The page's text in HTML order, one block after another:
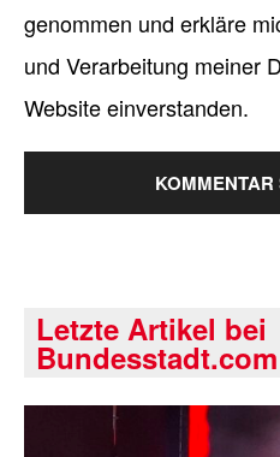
genommen und erkläre
und Verarbeitung meiner
Website einverstanden.
Letzte Artikel bei
Bundesstadt.com